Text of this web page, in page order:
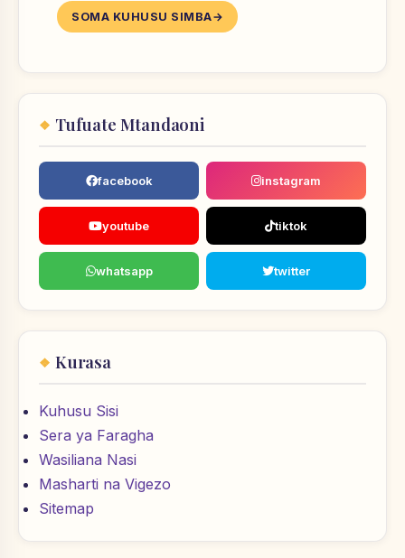
SOMA KUHUSU SIMBA
Tufuate Mtandaoni
facebook instagram
youtube tiktok
whatsapp twitter
Kurasa
Kuhusu Sisi
Sera ya Faragha
Wasiliana Nasi
Masharti na Vigezo
Sitemap